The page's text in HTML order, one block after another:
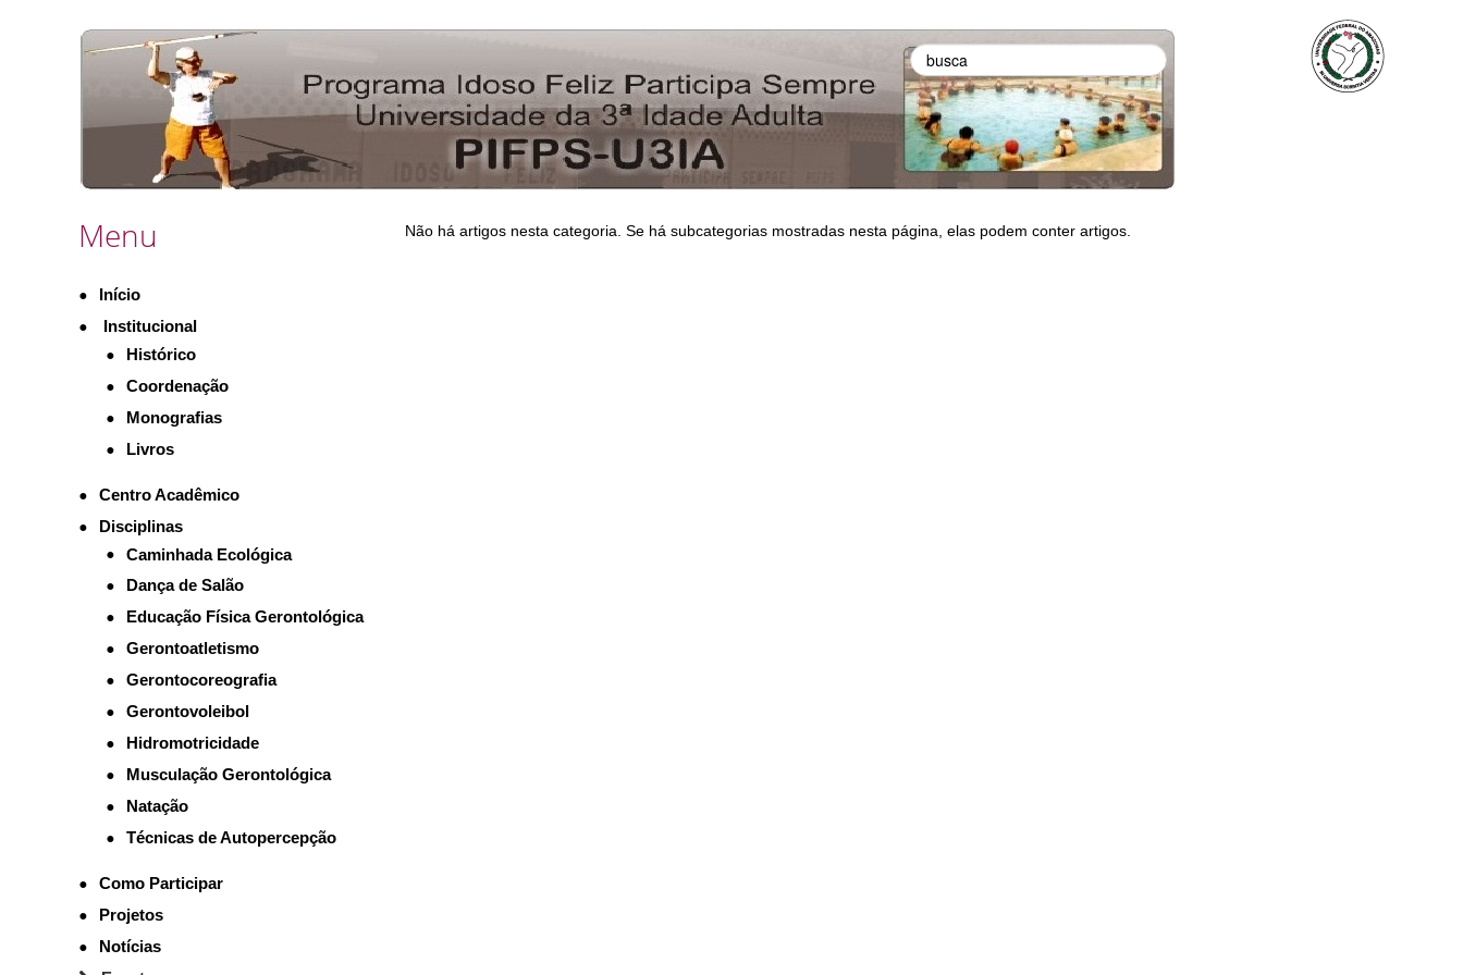
Busca
Não há artigos nesta categoria. Se há subcategorias mostradas nesta página, elas podem conter artigos.
Menu
Início
Institucional
Histórico
Coordenação
Monografias
Livros
Centro Acadêmico
Disciplinas
Caminhada Ecológica
Dança de Salão
Educação Física Gerontológica
Gerontoatletismo
Gerontocoreografia
Gerontovoleibol
Hidromotricidade
Musculação Gerontológica
Natação
Técnicas de Autopercepção
Como Participar
Projetos
Notícias